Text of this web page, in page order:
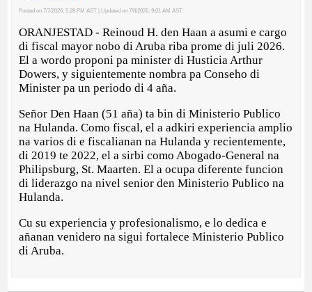
Posted on 7/7/2026, 5:28 PM AST | Updated on 7/8/2026, 9:01 AM AST
ORANJESTAD - Reinoud H. den Haan a asumi e cargo
di fiscal mayor nobo di Aruba riba prome di juli 2026.
El a wordo proponi pa minister di Husticia Arthur
Dowers, y siguientemente nombra pa Conseho di
Minister pa un periodo di 4 aña.
Señor Den Haan (51 aña) ta bin di Ministerio Publico
na Hulanda. Como fiscal, el a adkiri experiencia amplio
na varios di e fiscalianan na Hulanda y recientemente,
di 2019 te 2022, el a sirbi como Abogado-General na
Philipsburg, St. Maarten. El a ocupa diferente funcion
di liderazgo na nivel senior den Ministerio Publico na
Hulanda.
Cu su experiencia y profesionalismo, e lo dedica e
añanan venidero na sigui fortalece Ministerio Publico
di Aruba.